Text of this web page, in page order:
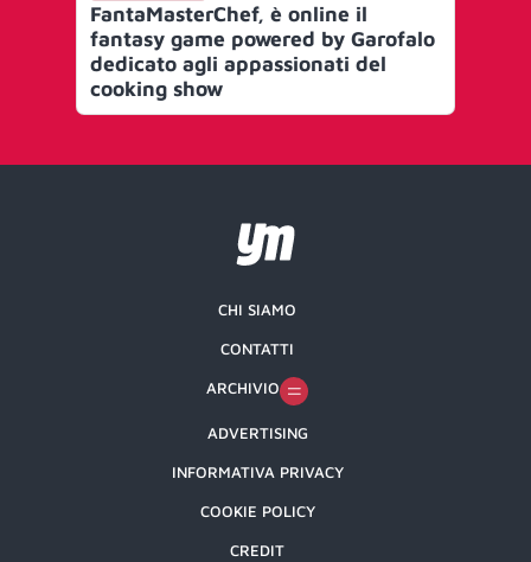
FantaMasterChef, è online il
fantasy game powered by Garofalo
dedicato agli appassionati del
cooking show
CHI SIAMO
CONTATTI
ARCHIVIO
ADVERTISING
INFORMATIVA PRIVACY
COOKIE POLICY
CREDIT